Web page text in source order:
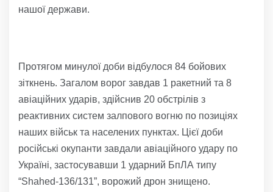
нашої держави.
Протягом минулої доби відбулося 84 бойових
зіткнень. Загалом ворог завдав 1 ракетний та 8
авіаційних ударів, здійснив 20 обстрілів з
реактивних систем залпового вогню по позиціях
наших військ та населених пунктах. Цієї доби
російські окупанти завдали авіаційного удару по
Україні, застосувавши 1 ударний БпЛА типу
“Shahed-136/131”, ворожий дрон знищено.